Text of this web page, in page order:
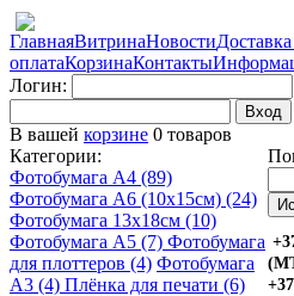
ГлавнаяВитринаНовости
оплатаКорзинаКонтакты
Логин:
Вход
В вашей корзине 0 товаров
Категории:
Фотобумага A4 (89)
Фотобумага A6 (10х15см) (24)
Фотобумага 13х18см (10)
Фотобумага A5 (7) Фотобумага
для плоттеров (4) Фотобумага
A3 (4) Плёнка для печати (6)